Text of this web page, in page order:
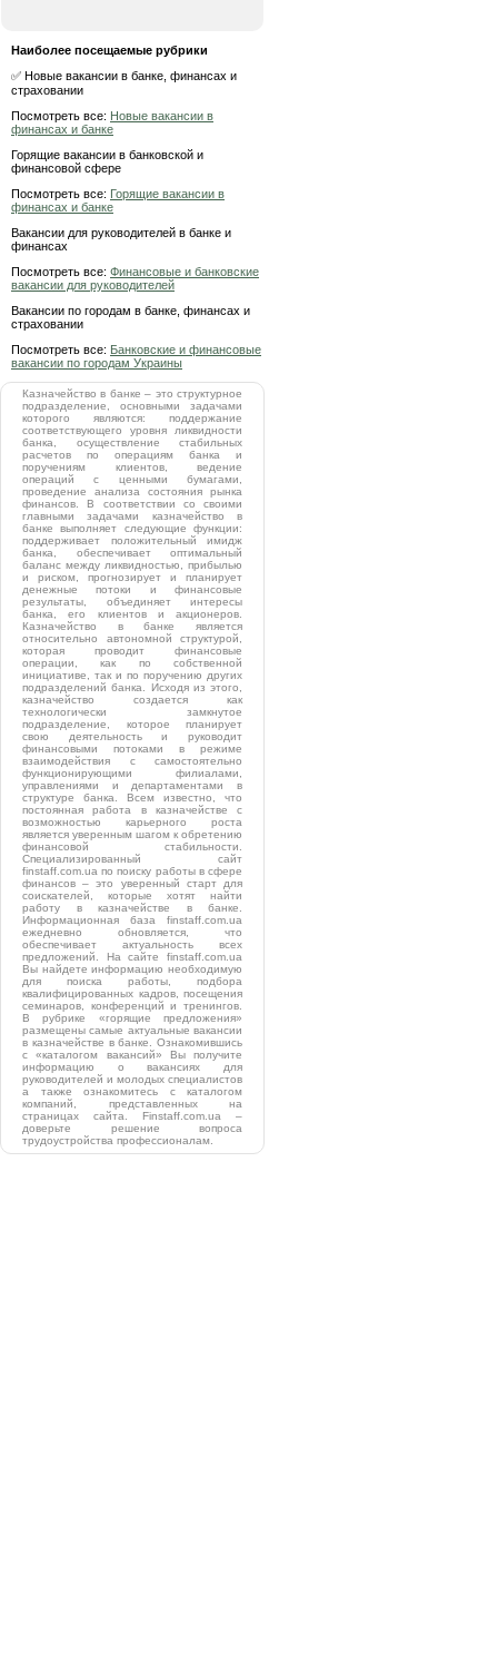
Наиболее посещаемые рубрики
✅ Новые вакансии в банке, финансах и
страховании
Посмотреть все: Новые вакансии в
финансах и банке
Горящие вакансии в банковской и
финансовой сфере
Посмотреть все: Горящие вакансии в
финансах и банке
Вакансии для руководителей в банке и
финансах
Посмотреть все: Финансовые и банковские
вакансии для руководителей
Вакансии по городам в банке, финансах и
страховании
Посмотреть все: Банковские и финансовые
вакансии по городам Украины
Казначейство в банке – это структурное
подразделение, основными задачами
которого являются: поддержание
соответствующего уровня ликвидности
банка, осуществление стабильных
расчетов по операциям банка и
поручениям клиентов, ведение
операций с ценными бумагами,
проведение анализа состояния рынка
финансов. В соответствии со своими
главными задачами казначейство в
банке выполняет следующие функции:
поддерживает положительный имидж
банка, обеспечивает оптимальный
баланс между ликвидностью, прибылью
и риском, прогнозирует и планирует
денежные потоки и финансовые
результаты, объединяет интересы
банка, его клиентов и акционеров.
Казначейство в банке является
относительно автономной структурой,
которая проводит финансовые
операции, как по собственной
инициативе, так и по поручению других
подразделений банка. Исходя из этого,
казначейство создается как
технологически замкнутое
подразделение, которое планирует
свою деятельность и руководит
финансовыми потоками в режиме
взаимодействия с самостоятельно
функционирующими филиалами,
управлениями и департаментами в
структуре банка. Всем известно, что
постоянная работа в казначействе с
возможностью карьерного роста
является уверенным шагом к обретению
финансовой стабильности.
Специализированный сайт
finstaff.com.ua по поиску работы в сфере
финансов – это уверенный старт для
соискателей, которые хотят найти
работу в казначействе в банке.
Информационная база finstaff.com.ua
ежедневно обновляется, что
обеспечивает актуальность всех
предложений. На сайте finstaff.com.ua
Вы найдете информацию необходимую
для поиска работы, подбора
квалифицированных кадров, посещения
семинаров, конференций и тренингов.
В рубрике «горящие предложения»
размещены самые актуальные вакансии
в казначействе в банке. Ознакомившись
с «каталогом вакансий» Вы получите
информацию о вакансиях для
руководителей и молодых специалистов
а также ознакомитесь с каталогом
компаний, представленных на
страницах сайта. Finstaff.com.ua –
доверьте решение вопроса
трудоустройства профессионалам.